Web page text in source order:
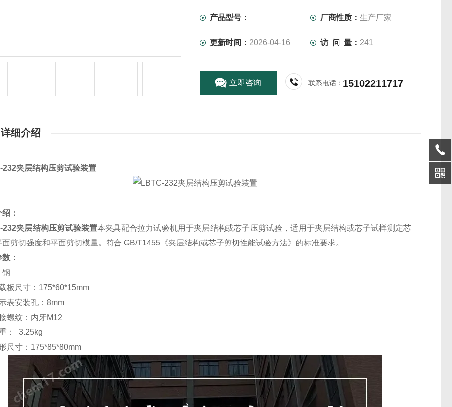
产品型号： 厂商性质：生产厂家
更新时间： 2026-04-16 访 问 量： 241
立即咨询 联系电话： 15102211717
详细介绍
232夹层结构压剪试验装置
：
232夹层结构压剪试验装置本夹具配合拉力试验机用于夹层结构或芯子压剪试验，适用于夹层结构或芯子试样测定芯
面剪切强度和平面剪切模量。符合 GB/T1455 《夹层结构或芯子剪切性能试验方法》的标准要求。
：
钢
板尺寸： 175*60*15mm
示表安装孔：8mm
接螺纹：内牙M12
：
3.25kg
尺寸： 175*85*80mm